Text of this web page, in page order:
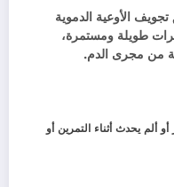
الأوعية الدموية
طويلة ومستمرة،
من مجرى الدم.
ألم يحدث أثناء التمرين أو